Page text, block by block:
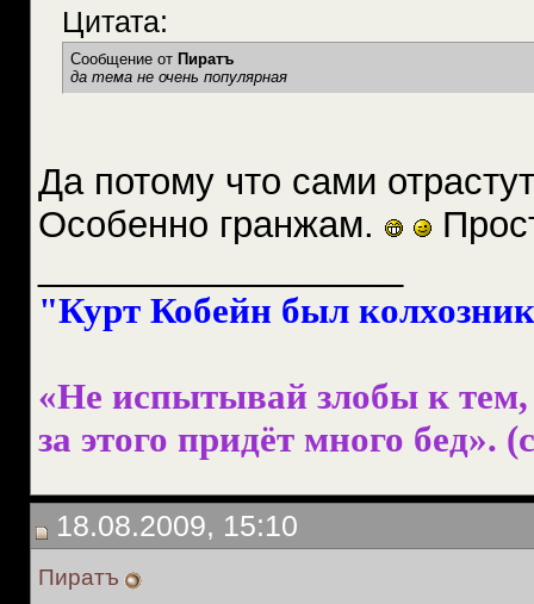
Цитата:
Сообщение от Пиратъ
да тема не очень популярная
Да потому что сами
Особенно гранжам.
"Курт Кобейн был
«Не испытывай злобы к тем,
за этого придёт много бед».
18.08.2009, 15:10
Пиратъ